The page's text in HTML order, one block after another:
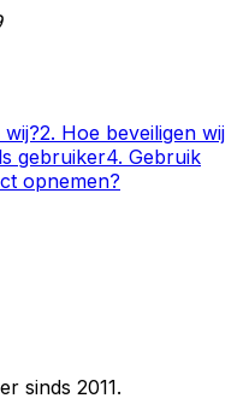
2. Hoe beveiligen wij
gebruiker4. Gebruik
opnemen?
sinds 2011.